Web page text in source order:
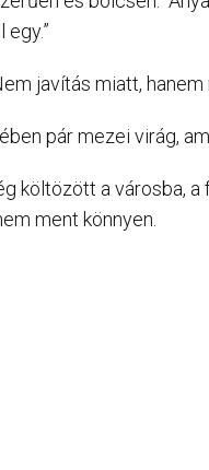
javítás miatt,
pár mezei virág,
költözött a városba,
ment könnyen.